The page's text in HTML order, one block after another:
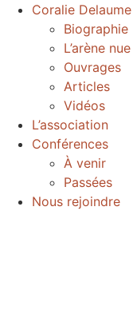
Coralie Delaume
Biographie
L’arène nue
Ouvrages
Articles
Vidéos
L’association
Conférences
À venir
Passées
Nous rejoindre